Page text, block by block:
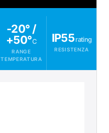
-20° /
+50°C
RANGE
TEMPERATURA
IP55rating
RESISTENZA